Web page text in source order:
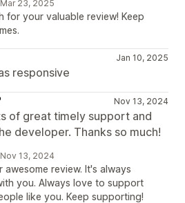
Mar 23, 2025
for your valuable review! Keep
Jan 10, 2025
responsive
Nov 13, 2024
of great timely support and
developer. Thanks so much!
Nov 13, 2024
review. It's always
you. Always love to support
like you. Keep supporting!